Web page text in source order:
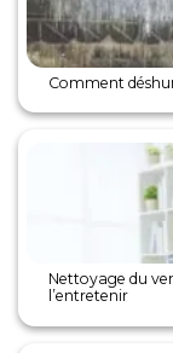
Comment
Nettoyage du
l’entretenir